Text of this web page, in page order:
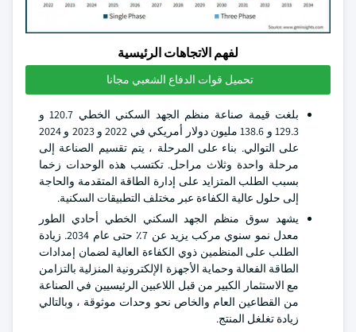
لفهم الاتجاهات الرئيسية
تحميل قوات الدفاع الشعبي مجانا
بلغت قيمة صناعة منظم الجهد السكني الخطي 120.7 و
129.3 و 138.6 مليون دولار أمريكي في 2022 و 2023 و 2024
على التوالي. بناء على المرحلة ، يتم تقسيم الصناعة إلى
مرحلة واحدة وثلاث مراحل. تكتسب هذه الوحدات زخما
بسبب الطلب المتزايد على إدارة الطاقة المتقدمة والحاجة
إلى حلول عالية الكفاءة عبر مختلف التطبيقات السكنية.
يشهد سوق منظم الجهد السكني الخطي أحادي الطور
معدل نمو سنوي مركب يزيد عن 7٪ حتى عام 2034. زيادة
الطلب على المنظمين ذوي الكفاءة العالية لضمان إمدادات
الطاقة الفعالة وحماية الأجهزة الإلكترونية المنزلية بالتزامن
مع الاستثمار الكبير من قبل اللاعبين الرئيسيين في الصناعة
من القطاعين العام والخاص نحو وحدات موثوقة ، وبالتالي
زيادة تغلغل المنتج.